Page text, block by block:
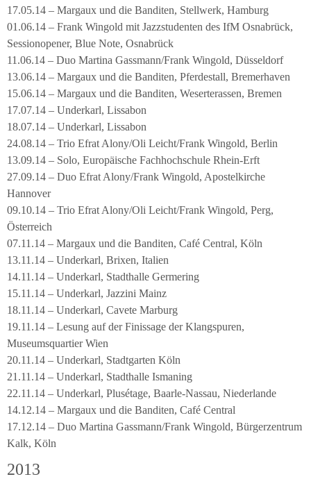
17.05.14 – Margaux und die Banditen, Stellwerk, Hamburg
01.06.14 – Frank Wingold mit Jazzstudenten des IfM Osnabrück,
Sessionopener, Blue Note, Osnabrück
11.06.14 – Duo Martina Gassmann/Frank Wingold, Düsseldorf
13.06.14 – Margaux und die Banditen, Pferdestall, Bremerhaven
15.06.14 – Margaux und die Banditen, Weserterassen, Bremen
17.07.14 – Underkarl, Lissabon
18.07.14 – Underkarl, Lissabon
24.08.14 – Trio Efrat Alony/Oli Leicht/Frank Wingold, Berlin
13.09.14 – Solo, Europäische Fachhochschule Rhein-Erft
27.09.14 – Duo Efrat Alony/Frank Wingold, Apostelkirche
Hannover
09.10.14 – Trio Efrat Alony/Oli Leicht/Frank Wingold, Perg,
Österreich
07.11.14 – Margaux und die Banditen, Café Central, Köln
13.11.14 – Underkarl, Brixen, Italien
14.11.14 – Underkarl, Stadthalle Germering
15.11.14 – Underkarl, Jazzini Mainz
18.11.14 – Underkarl, Cavete Marburg
19.11.14 – Lesung auf der Finissage der Klangspuren,
Museumsquartier Wien
20.11.14 – Underkarl, Stadtgarten Köln
21.11.14 – Underkarl, Stadthalle Ismaning
22.11.14 – Underkarl, Plusétage, Baarle-Nassau, Niederlande
14.12.14 – Margaux und die Banditen, Café Central
17.12.14 – Duo Martina Gassmann/Frank Wingold, Bürgerzentrum
Kalk, Köln
2013